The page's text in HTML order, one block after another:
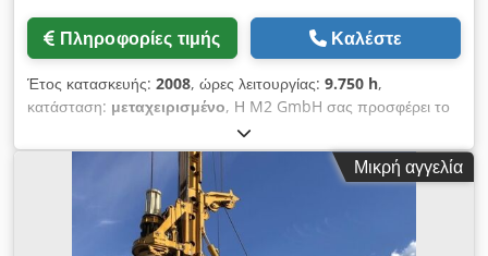
Πληροφορίες τιμής Καλέστε
Έτος κατασκευής: 2008, ώρες λειτουργίας: 9.750 h,
κατάσταση: μεταχειρισμένο, Η M2 GmbH σας προσφέρει το
ακόλουθο μηχάνημα: - Εξοπλισμός διάτρησης και διάνοιξης
πασσάλων RTG RG 25S - Υπερκατασκευή : Sennebogen BS
80 R - Κινητήρας : CAT C 18 570 kW - Προαιρετικά : Δονητής
MR 125 V, KDK 232 S, DKS 100/200 Dsdpfxoh Tyz As Aqgeck
- Εξοπλισμός : Μέθοδοι διάτρησης με δόνηση, Kelly και SOB,
Το μηχάνημα είναι σε άριστη κατάσταση και έτοιμο για άμεση
Μικρή αγγελία